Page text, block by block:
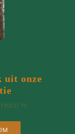
uit onze